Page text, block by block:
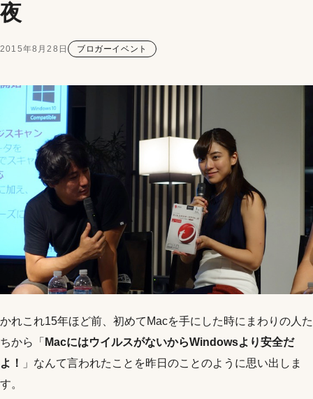
夜
2015年8月28日 ブロガーイベント
かれこれ15年ほど前、初めてMacを手にした時にまわりの人た
ちから「 MacにはウイルスがないからWindowsより安全だ
よ！
」なんて言われたことを昨日のことのように思い出しま
す。